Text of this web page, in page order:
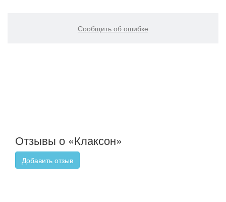
Сообщить об ошибке
Отзывы о «Клаксон»
Добавить отзыв